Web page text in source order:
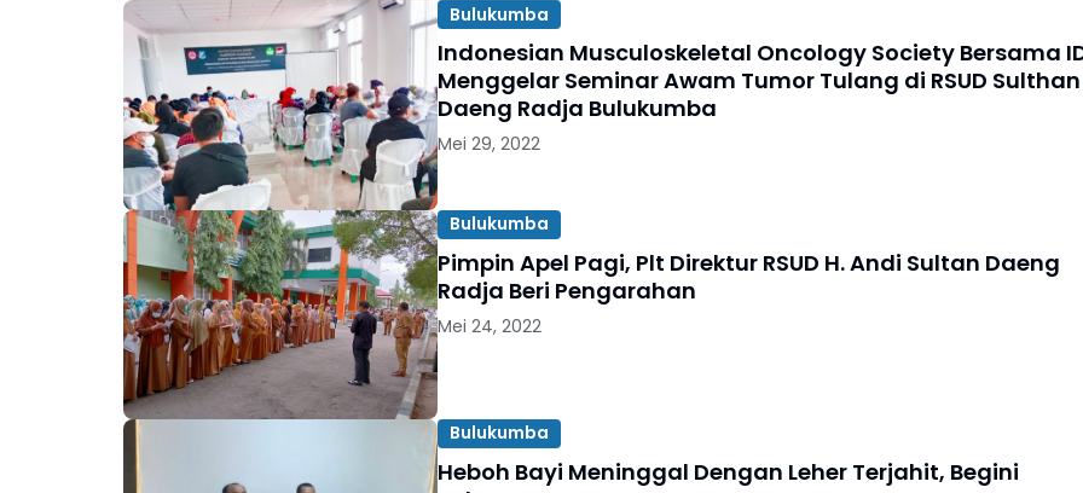
Bulukumba
Indonesian Musculoskeletal Oncology Society Bersama
Menggelar Seminar Awam Tumor Tulang di RSUD Sulthan
Daeng Radja Bulukumba
Mei 29, 2022
Bulukumba
Pimpin Apel Pagi, Plt Direktur RSUD H. Andi Sultan Daeng
Radja Beri Pengarahan
Mei 24, 2022
Bulukumba
Heboh Bayi Meninggal Dengan Leher Terjahit, Begini